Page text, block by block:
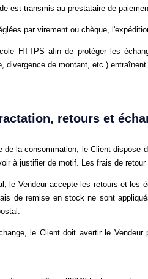
est transmis au prestataire de
par virement ou chèque,
HTTPS afin de protéger les
divergence de montant, etc.)
retours et
de la consommation, le Client dispose
à justifier de motif. Les frais de
le Vendeur accepte les retours et les
de remise en stock ne sont
le Client doit avertir le